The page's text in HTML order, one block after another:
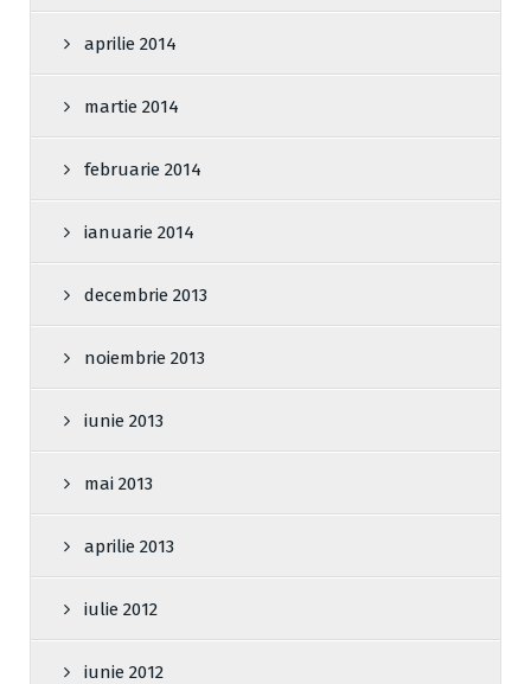
aprilie 2014
martie 2014
februarie 2014
ianuarie 2014
decembrie 2013
noiembrie 2013
iunie 2013
mai 2013
aprilie 2013
iulie 2012
iunie 2012